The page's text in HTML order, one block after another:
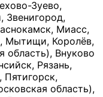
Зуево,
Звенигород,
Миасс,
Мытищи, Королёв,
область), Внуково
Рязань,
область),